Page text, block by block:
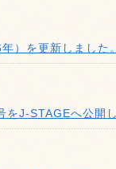
）を更新しました。
をJ-STAGEへ公開し